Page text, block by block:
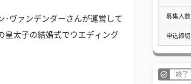
･ヴァンデンダーさんが運営して
皇太子の結婚式でウエディング
募集人数
申込締切
終了